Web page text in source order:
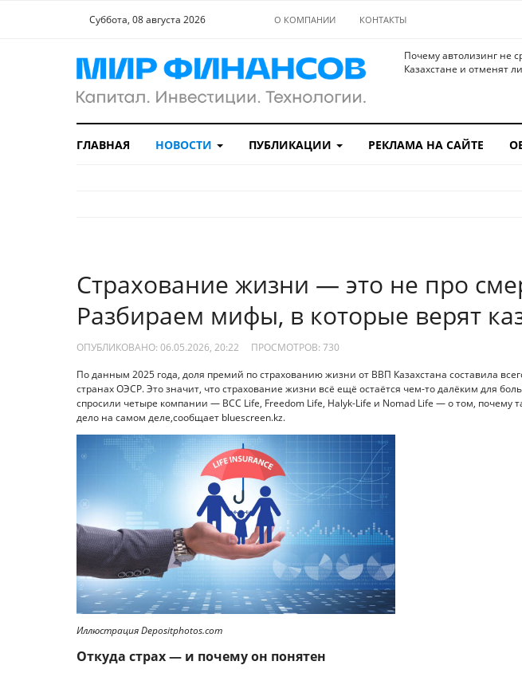
Суббота, 08 августа 2026 О КОМПАНИИ КОНТАКТЫ
Почему автолизинг не
Казахстане и отменят
ГЛАВНАЯ НОВОСТИ ПУБЛИКАЦИИ РЕКЛАМА НА САЙТЕ
Страхование жизни — это не про
Разбираем мифы, в которые верят
ОПУБЛИКОВАНО: 06.05.2026, 20:22 ПРОСМОТРОВ: 730
По данным 2025 года, доля премий по страхованию жизни от ВВП Казахстана составила
странах ОЭСР. Это значит, что страхование жизни всё ещё остаётся чем-то далёким для
спросили четыре компании — BCC Life, Freedom Life, Halyk-Life и Nomad Life — о том, почему
дело на самом деле,сообщает bluescreen.kz.
Иллюстрация Depositphotos.com
Откуда страх — и почему он понятен